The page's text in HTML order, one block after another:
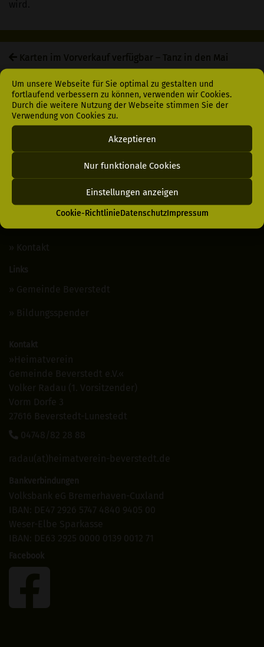
Um unsere Webseite für Sie optimal zu gestalten und
fortlaufend verbessern zu können, verwenden wir Cookies.
Durch die weitere Nutzung der Webseite stimmen Sie der
Verwendung von Cookies zu.
Akzeptieren
Nur funktionale Cookies
Einstellungen anzeigen
Cookie-RichtlinieDatenschutzImpressum
Karten im Vorverkauf verfügbar – Tanz in den Mai
Login
Datenschutz
Kontakt
Links
Gemeinde Beverstedt
Bildungsspender
Kontakt
»Heimatverein
Gemeinde Beverstedt e.V.«
Volker Radau (1. Vorsitzender)
Vorm Dorfe 3
27616 Beverstedt-Lunestedt
04748/82 28 88
radau(at)heimatverein-beverstedt.de
Bankverbindungen
Volksbank eG Bremerhaven-Cuxland
IBAN: DE47 2926 5747 4840 9405 00
Weser-Elbe Sparkasse
IBAN: DE63 2925 0000 0139 0012 71
Facebook